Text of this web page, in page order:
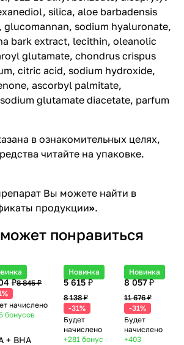
silica, aloe barbadensis
glucomannan, sodium hyaluronate,
bark extract, lecithin, oleanolic
glutamate, chondrus crispus
citric acid, sodium hydroxide,
ascorbyl palmitate,
glutamate diacetate, parfum
в ознакомительных целях,
читайте на упаковке.
Вы можете найти в
продукции».
понравиться
₽8 845 ₽
начислено
бонусов
+ BHA
Новинка
5 615 ₽
8 138 ₽
-31%
Будет
начислено
+281 бонус
Новинка
8 057 ₽
11 676 ₽
-31%
Будет
начислено
+403